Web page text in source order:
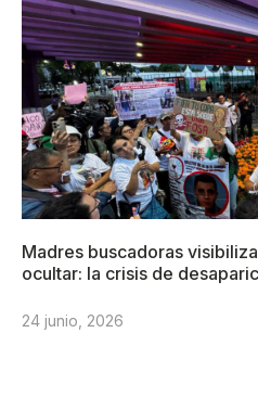
Madres buscadoras
ocultar: la crisis de
24 junio, 2026